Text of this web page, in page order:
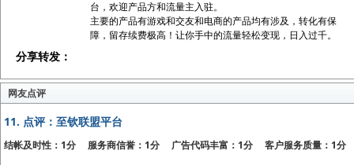
台，欢迎产品方和流量主入驻。
主要的产品有游戏和交友和电商的产品均有涉及，转化有保
障，留存续费极高！让你手中的流量轻松变现，日入过千。
分享转发：
网友点评
11. 点评：至钦联盟平台
结帐及时性：1分 服务商信誉：1分 广告代码丰富：1分 客户服务质量：1分